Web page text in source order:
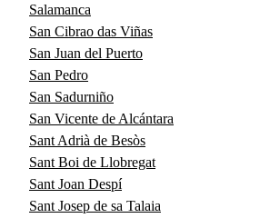
Salamanca
San Cibrao das Viñas
San Juan del Puerto
San Pedro
San Sadurniño
San Vicente de Alcántara
Sant Adrià de Besòs
Sant Boi de Llobregat
Sant Joan Despí
Sant Josep de sa Talaia